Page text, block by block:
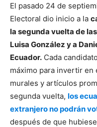
El pasado 24 de
Electoral dio inicio a la
la segunda vuelta de
Luisa González y a
Ecuador. Cada
máximo para invertir
murales y artículos
segunda vuelta, los
extranjero no podrán
después de que